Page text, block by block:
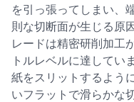
を引っ張ってしまい、
則な切断面が生じる原
レードは精密研削加工
トルレベルに達してい
紙をスリットするよう
いフラットで滑らかな